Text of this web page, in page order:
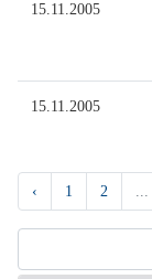
15.11.2005
15.11.2005
‹ 1 2 ...